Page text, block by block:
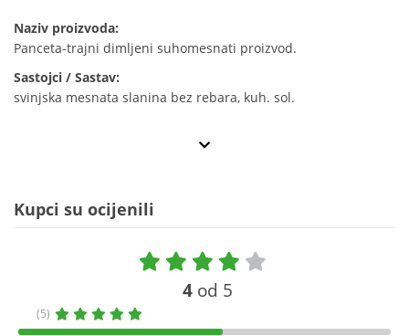
Naziv proizvoda:
Panceta-trajni dimljeni suhomesnati proizvod.
Sastojci / Sastav:
svinjska mesnata slanina bez rebara, kuh. sol.
Kupci su ocijenili
4 od 5
(5)